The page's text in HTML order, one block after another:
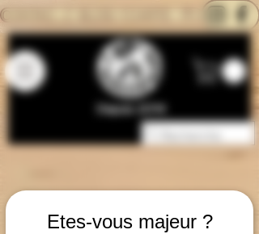
Etes-vous majeur ?
Depuis 2014